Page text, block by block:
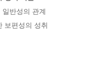
반성의 관계
보편성의 성취